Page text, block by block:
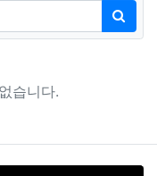
검색
습니다.